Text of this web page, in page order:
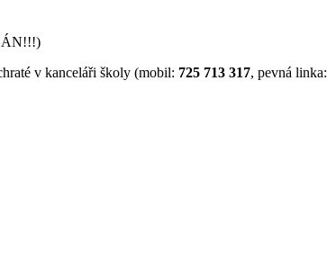
v kanceláři školy (mobil: 725 713 317, pevná linka: